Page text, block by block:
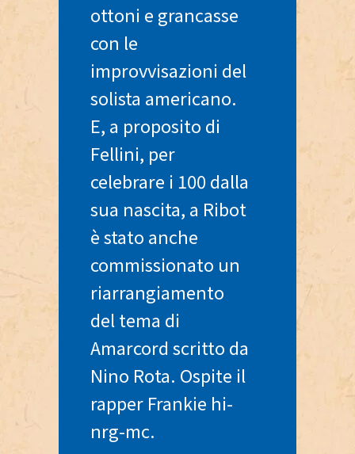
ottoni e grancasse
con le
improvvisazioni del
solista americano.
E, a proposito di
Fellini, per
celebrare i 100 dalla
sua nascita, a Ribot
è stato anche
commissionato un
riarrangiamento
del tema di
Amarcord scritto da
Nino Rota. Ospite il
rapper Frankie hi-
nrg-mc.